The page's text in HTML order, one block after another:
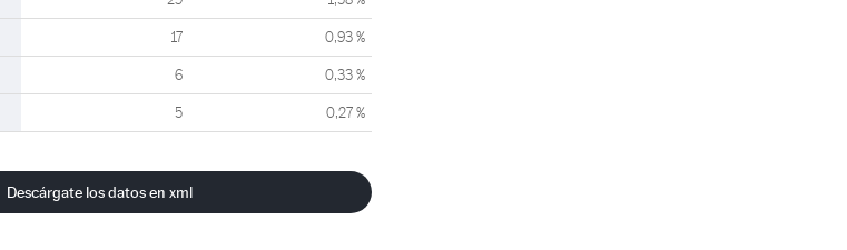
17 0,93 %
6 0,33 %
5 0,27 %
Descárgate los datos en xml